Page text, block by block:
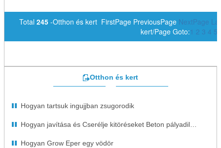
Total 245-Otthon és kert FirstPage PreviousPage NextPage
kert/Page Goto:1 2 3 4 5
Otthon és kert
Hogyan tartsuk ingujjban zsugorodik
Hogyan Grow Eper egy vödör